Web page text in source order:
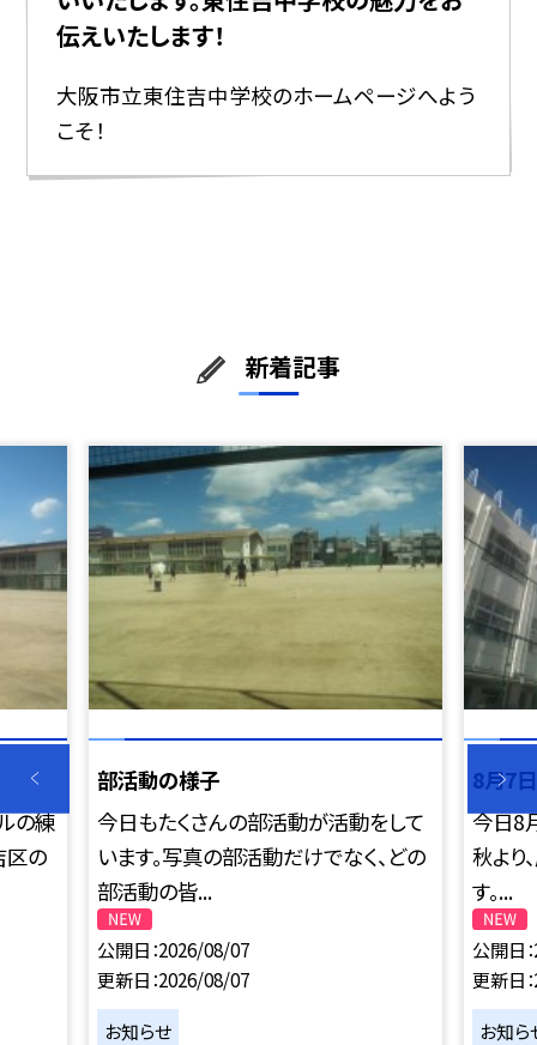
伝えいたします！
大阪市立東住吉中学校のホームページへよう
こそ！
新着記事
の練
区の
部活動の様子
今日もたくさんの部活動が活動をして
います。写真の部活動だけでなく、どの
部活動の皆...
公開日 2026/08/07
更新日 2026/08/07
お知らせ
8月7
今日8
秋より
す。...
公開日
更新日
お知ら